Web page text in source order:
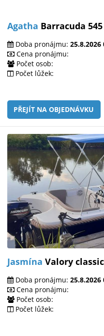
Agatha Barracuda
Doba pronájmu: 25.8.2026
Cena pronájmu:
Počet osob:
Počet lůžek:
PŘEJÍT NA OBJEDNÁVKU
Jasmína Valory
Doba pronájmu: 25.8.2026
Cena pronájmu:
Počet osob:
Počet lůžek: